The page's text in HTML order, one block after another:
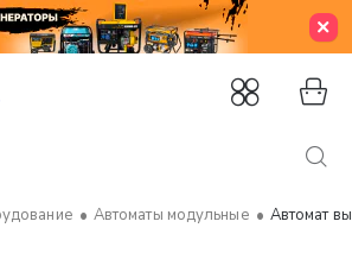
Автоматы модульные Автомат